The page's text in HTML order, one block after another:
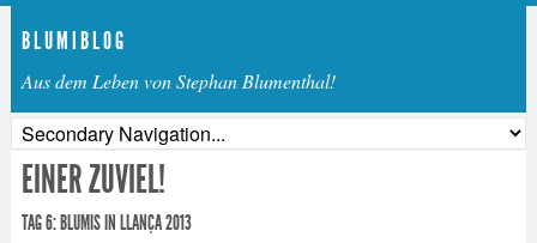
B L U M I B L O G
Aus dem Leben von Stephan Blumenthal!
EINER ZUVIEL!
TAG 6: BLUMIS IN LLANÇA 2013